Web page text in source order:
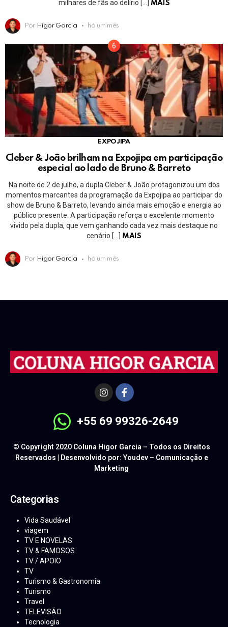
milhares de fãs ao delírio […]
MAIS
Por Higor Garcia há um mês
EXPOJIPA
Cleber & João brilham na Expojipa em participação
especial ao lado de Bruno & Barreto
Na noite de 2 de julho, a dupla Cleber & João protagonizou um dos
momentos marcantes da programação da Expojipa ao participar do
show de Bruno & Barreto, levando ainda mais emoção e energia ao
público presente. A participação reforça o excelente momento
vivido pela dupla, que vem ganhando cada vez mais destaque no
cenário […]
MAIS
Por Higor Garcia há um mês
+55 69 99326-2649
© Copyright 2020 Coluna Higor Garcia – Todos os Direitos
Reservados | Desenvolvido por: Youdev – Comunicação e
Marketing
Categorias
Vida Saudável
viagem
TV E NOVELAS
TV & FAMOSOS
TV / APOIO
TV
Turismo & Gastronomia
Turismo
Travel
TELEVISÃO
Tecnologia